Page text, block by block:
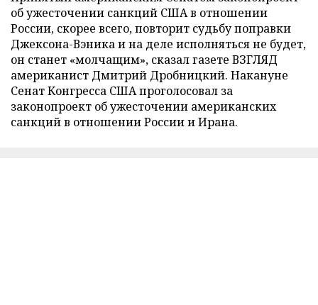
об ужесточении санкций США в отношении
России, скорее всего, повторит судьбу поправки
Джексона-Вэника и на деле исполняться не будет,
он станет «молчащим», сказал газете ВЗГЛЯД
американист Дмитрий Дробницкий. Накануне
Сенат Конгресса США проголосовал за
законопроект об ужесточении американских
санкций в отношении России и Ирана.